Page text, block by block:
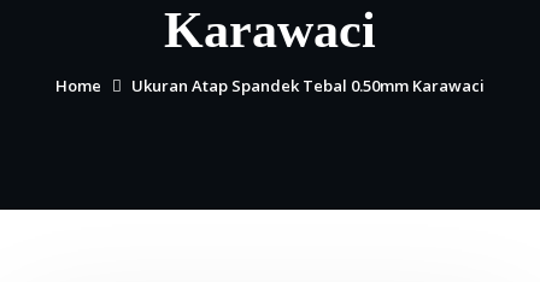
Karawaci
Home Ukuran Atap Spandek Tebal 0.50mm Karawaci